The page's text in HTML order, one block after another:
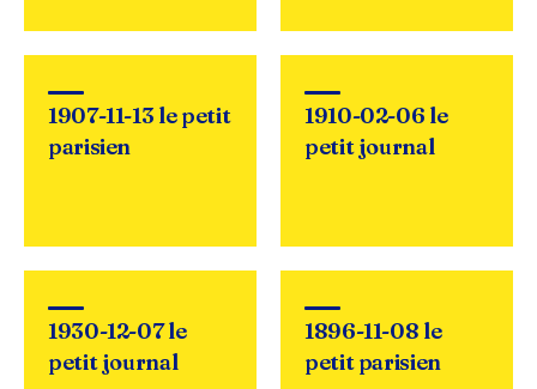
1907-11-13 le petit
parisien
1910-02-06 le
petit journal
1930-12-07 le
petit journal
1896-11-08 le
petit parisien